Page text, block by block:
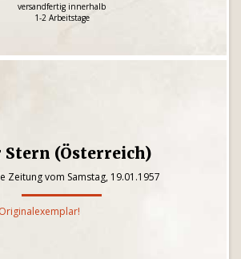
versandfertig innerhalb
1-2 Arbeitstage
Stern (Österreich)
Zeitung vom Samstag, 19.01.1957